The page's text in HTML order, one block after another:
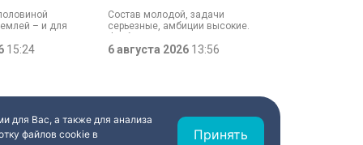
– и для
свет:
вышел на
работ у
и
Бельскому.
15:24
Состав молодой, задачи
серьезные, амбиции высокие.
Футбольная «Звезда»,
выступающая во второй Лиге Б,
готовится к матчу второго раунда
корреспондент Маргарита
петербургского коллектива в
преддверии ответственной игры.
6 августа 2026 13:56
для Вас, а также для анализа
файлов cookie в
Принять